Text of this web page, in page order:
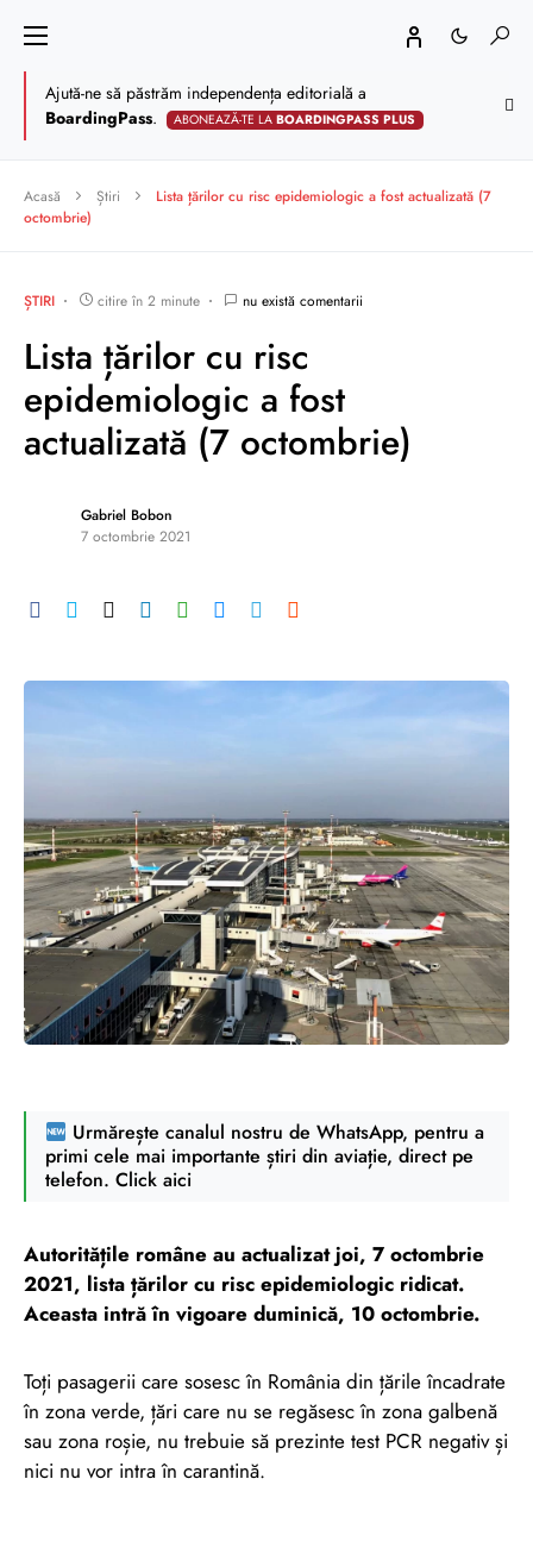
Ajută-ne să păstrăm independența editorială a
BoardingPass. ABONEAZĂ-TE LABOARDINGPASS PLUS
Acasă Știri
Lista țărilor cu risc epidemiologic a fost actualizată (7
octombrie)
ȘTIRI citire în 2 minute nu există comentarii
Lista țărilor cu risc
epidemiologic a fost
actualizată (7 octombrie)
Gabriel Bobon
7 octombrie 2021
Urmărește canalul nostru de WhatsApp, pentru a
primi cele mai importante știri din aviație, direct pe
telefon. Click aici
Autoritățile române au actualizat joi, 7 octombrie
2021, lista țărilor cu risc epidemiologic ridicat.
Aceasta intră în vigoare duminică, 10 octombrie.
Toți pasagerii care sosesc în România din țările încadrate
în zona verde, țări care nu se regăsesc în zona galbenă
sau zona roșie, nu trebuie să prezinte test PCR negativ și
nici nu vor intra în carantină.